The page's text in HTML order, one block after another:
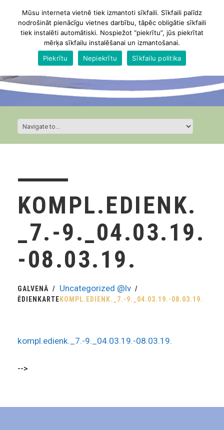
KOMPL.EDIENK.
_7.-9._04.03.19.
-08.03.19.
GALVENĀ Uncategorized @lv
ĒDIENKARTE KOMPL.EDIENK._7.-9._04.03.19.-08.03.19.
kompl.edienk._7.-9._04.03.19.-08.03.19.
-->
Mūsu interneta vietnē tiek izmantoti sīkfaili. Sīkfaili palīdz
nodrošināt pienācīgu vietnes darbību, tāpēc obligātie sīkfaili
tiek instalēti automātiski. Nospiežot “piekrītu”, jūs piekrītat
mērķa sīkfailu instalēšanai un izmantošanai.
Piekrītu
Nepiekrītu Sīkfailu politika